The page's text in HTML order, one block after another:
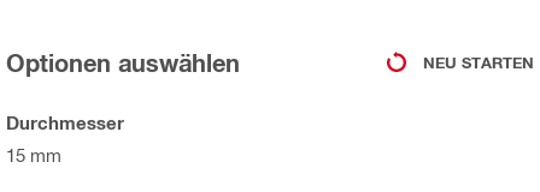
Optionen auswählen NEU STARTEN
Durchmesser
15 mm